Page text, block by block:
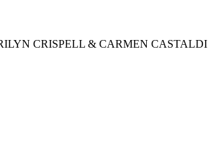
CRISPELL & CARMEN CASTALDI